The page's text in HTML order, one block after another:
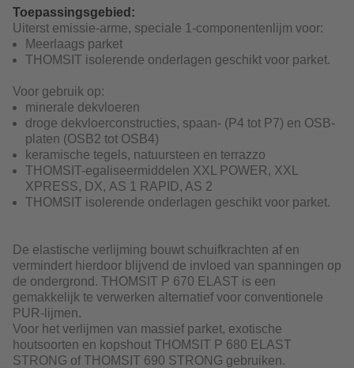
Toepassingsgebied:
Uiterst emissie-arme, speciale 1-componentenlijm voor:
Meerlaags parket
THOMSIT isolerende onderlagen geschikt voor parket.
Voor gebruik op:
minerale dekvloeren
droge dekvloerconstructies, spaan- (P4 tot P7) en OSB-
platen (OSB2 tot OSB4)
keramische tegels, natuursteen en terrazzo
THOMSIT-egaliseermiddelen XXL POWER, XXL
XPRESS, DX, AS 1 RAPID, AS 2
THOMSIT isolerende onderlagen geschikt voor parket.
De elastische verlijming bouwt schuifkrachten af en
vermindert hierdoor blijvend de invloed van spanningen op
de ondergrond. THOMSIT P 670 ELAST is een
gemakkelijk te verwerken alternatief voor conventionele
PUR-lijmen.
Voor het verlijmen van massief parket, exotische
houtsoorten en kopshout THOMSIT P 680 ELAST
STRONG of THOMSIT 690 STRONG gebruiken.